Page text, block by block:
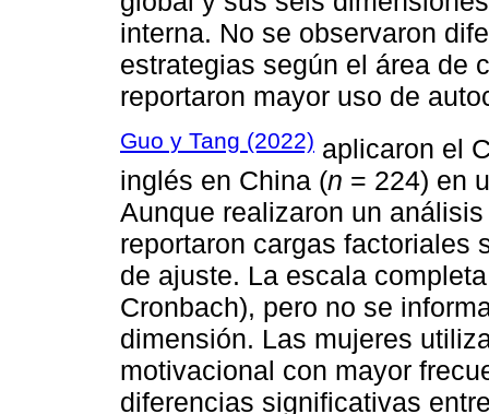
interna. No se observaron
estrategias según el área de
reportaron mayor uso de
Guo y Tang (2022) aplicaron el
inglés en China (n = 224) en
Aunque realizaron un
reportaron cargas factoriales
de ajuste. La escala
Cronbach), pero no se
dimensión. Las mujeres
motivacional con mayor
diferencias significativas